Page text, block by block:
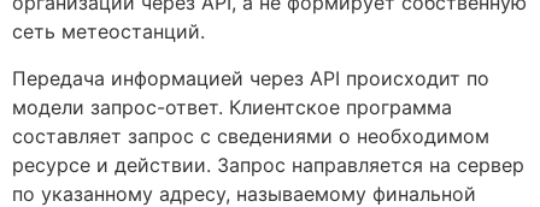
сеть метеостанций.
Передача информацией через API происходит по
модели запрос-ответ. Клиентское программа
составляет запрос с сведениями о необходимом
ресурсе и действии. Запрос направляется на сервер
по указанному адресу, называемому финальной